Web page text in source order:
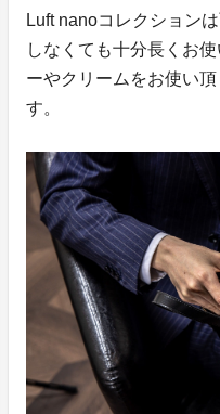
Luft nanoコレクション
しなくても十分長くお
ーやクリームをお使い
す。